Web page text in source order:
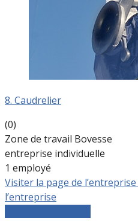
8. Caudrelier
(0)
Zone de travail Bovesse
entreprise individuelle
1 employé
Visiter la page de l’entreprise
l’entreprise